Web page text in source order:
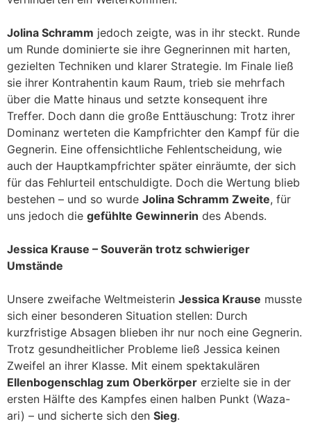
Jolina Schramm jedoch zeigte, was in ihr steckt. Runde
um Runde dominierte sie ihre Gegnerinnen mit harten,
gezielten Techniken und klarer Strategie. Im Finale ließ
sie ihrer Kontrahentin kaum Raum, trieb sie mehrfach
über die Matte hinaus und setzte konsequent ihre
Treffer. Doch dann die große Enttäuschung: Trotz ihrer
Dominanz werteten die Kampfrichter den Kampf für die
Gegnerin. Eine offensichtliche Fehlentscheidung, wie
auch der Hauptkampfrichter später einräumte, der sich
für das Fehlurteil entschuldigte. Doch die Wertung blieb
bestehen – und so wurde Jolina Schramm Zweite, für
uns jedoch die gefühlte Gewinnerin des Abends.
Jessica Krause – Souverän trotz schwieriger
Umstände
Unsere zweifache Weltmeisterin Jessica Krause musste
sich einer besonderen Situation stellen: Durch
kurzfristige Absagen blieben ihr nur noch eine Gegnerin.
Trotz gesundheitlicher Probleme ließ Jessica keinen
Zweifel an ihrer Klasse. Mit einem spektakulären
Ellenbogenschlag zum Oberkörper erzielte sie in der
ersten Hälfte des Kampfes einen halben Punkt (Waza-
ari) – und sicherte sich den Sieg.